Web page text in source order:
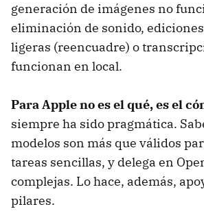
generación de imágenes no
eliminación de sonido,
ligeras (reencuadre) o
funcionan en local.
Para Apple no es el qué, es el
siempre ha sido pragmática.
modelos son más que válidos
tareas sencillas, y delega en
complejas. Lo hace, además,
pilares.